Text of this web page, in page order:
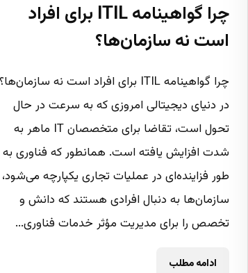
چرا گواهینامه ITIL برای افراد
است نه سازمان‌ها؟
چرا گواهینامه ITIL برای افراد است نه سازمان‌ها؟
در دنیای دیجیتالی امروزی که به سرعت در حال
تحول است، تقاضا برای متخصصان IT ماهر به
شدت افزایش یافته است. همانطور که فناوری به
طور فزاینده‌ای در عملیات تجاری یکپارچه می‌شود،
سازمان‌ها به دنبال افرادی هستند که دانش و
تخصص را برای مدیریت مؤثر خدمات فناوری...
ادامه مطلب